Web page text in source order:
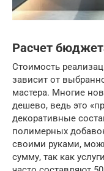
Расчет
Стоимость
зависит от
мастера. Многие
дешево, ведь это
декоративные
полимерных
своими руками,
сумму, так как